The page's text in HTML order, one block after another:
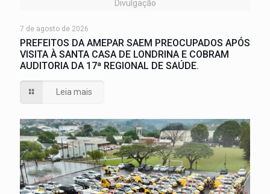
Divulgação
7 de agosto de 2026
PREFEITOS DA AMEPAR SAEM PREOCUPADOS APÓS
VISITA À SANTA CASA DE LONDRINA E COBRAM
AUDITORIA DA 17ª REGIONAL DE SAÚDE.
Leia mais